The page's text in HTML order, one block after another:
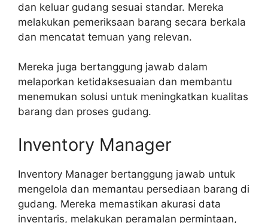
dan keluar gudang sesuai standar. Mereka
melakukan pemeriksaan barang secara berkala
dan mencatat temuan yang relevan.
Mereka juga bertanggung jawab dalam
melaporkan ketidaksesuaian dan membantu
menemukan solusi untuk meningkatkan kualitas
barang dan proses gudang.
Inventory Manager
Inventory Manager bertanggung jawab untuk
mengelola dan memantau persediaan barang di
gudang. Mereka memastikan akurasi data
inventaris, melakukan peramalan permintaan,